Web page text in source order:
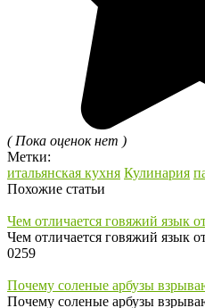
( Пока оценок нет )
Метки:
итальянская кухня Кулинария
Похожие статьи
Чем отличается говяжий язык
Чем отличается говяжий язык
0259
Почему соленые арбузы
Почему соленые арбузы